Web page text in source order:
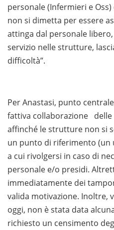
personale (Infermieri e
non si dimetta per essere
attinga dal personale
servizio nelle strutture,
difficoltà”.
Per Anastasi, punto
fattiva collaborazione delle
affinché le strutture non si
un punto di riferimento (un
a cui rivolgersi in caso di
personale e/o presidi.
immediatamente dei
valida motivazione. Inoltre,
oggi, non è stata data
richiesto un censimento